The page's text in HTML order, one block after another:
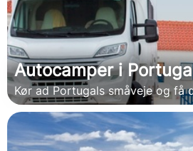
Autocamper i
Kør ad Portugals småveje og få